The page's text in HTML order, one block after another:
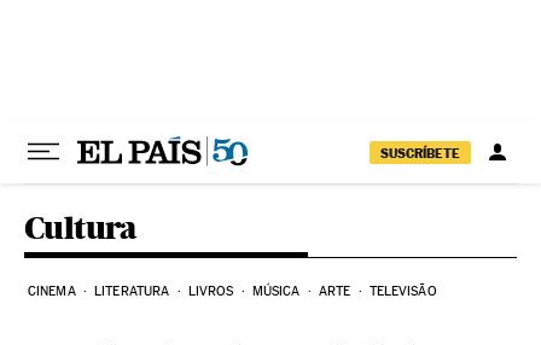
SUSCRÍBETE
Cultura
CINEMA LITERATURA LIVROS MÚSICA ARTE TELEVISÃO